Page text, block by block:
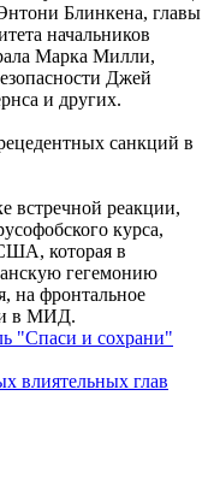
Блинкена, главы
начальников
Марка Милли,
Джей
и других.
санкций в
встречной реакции,
курса,
которая в
гегемонию
на фронтальное
в МИД.
"Спаси и сохрани"
влиятельных глав